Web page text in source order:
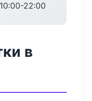
22:00
в